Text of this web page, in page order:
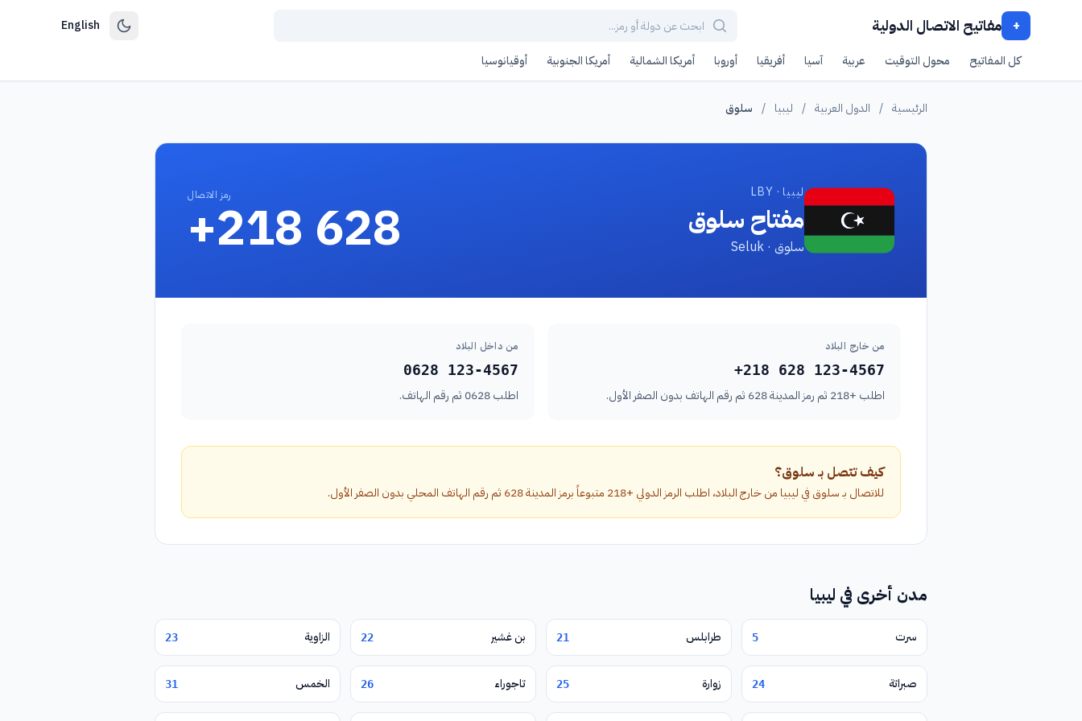
+ مفاتيح الاتصال الدولية English
كل المفاتيح محول التوقيت عربية آسيا أفريقيا أوروبا أمريكا الشمالية أمريكا الجنوبية أوقيانوسيا
الرئيسية / الدول العربية / ليبيا / سلوق
ليبيا · LBY
مفتاح سلوق
سلوق · Seluk
رمز الاتصال
+218 628
من خارج البلاد
+218 628 123-4567
اطلب +218 ثم رمز المدينة 628 ثم رقم الهاتف بدون الصفر الأول.
من داخل البلاد
0628 123-4567
اطلب 0628 ثم رقم الهاتف.
كيف تتصل بـ سلوق؟
للاتصال بـ سلوق في ليبيا من خارج البلاد، اطلب الرمز الدولي +218 متبوعاً برمز المدينة 628 ثم رقم الهاتف المحلي بدون الصفر الأول.
مدن أخرى في ليبيا
سرت 5 طرابلس 21 بن غشير 22 الزاوية 23
صبراتة 24 زوارة 25 تاجوراء 26 الخمس 31